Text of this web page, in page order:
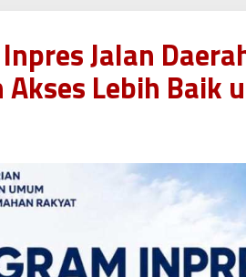
Jalan
Akses Lebih Baik